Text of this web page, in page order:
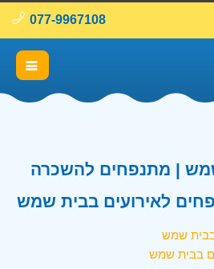
077-9967108
| מתנפחים להשכרה
לאירועים בבית שמש
שמש
בבית שמש